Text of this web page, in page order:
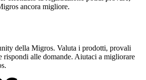
ancora migliore.
della Migros. Valuta i prodotti, provali
rispondi alle domande. Aiutaci a migliorare